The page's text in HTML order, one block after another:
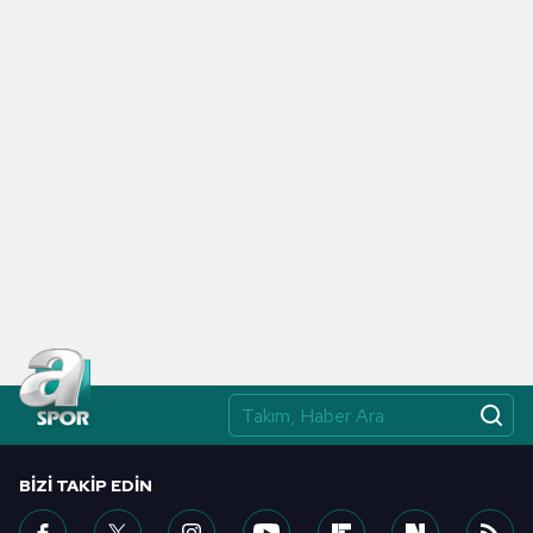
hazırlanmış Aydınlatma Metnimizi okumak ve sitemizde
ilgili mevzuata uygun olarak kullanılan çerezlerle ilgili bilgi
almak için lütfen
.
BIZI TAKIP EDIN